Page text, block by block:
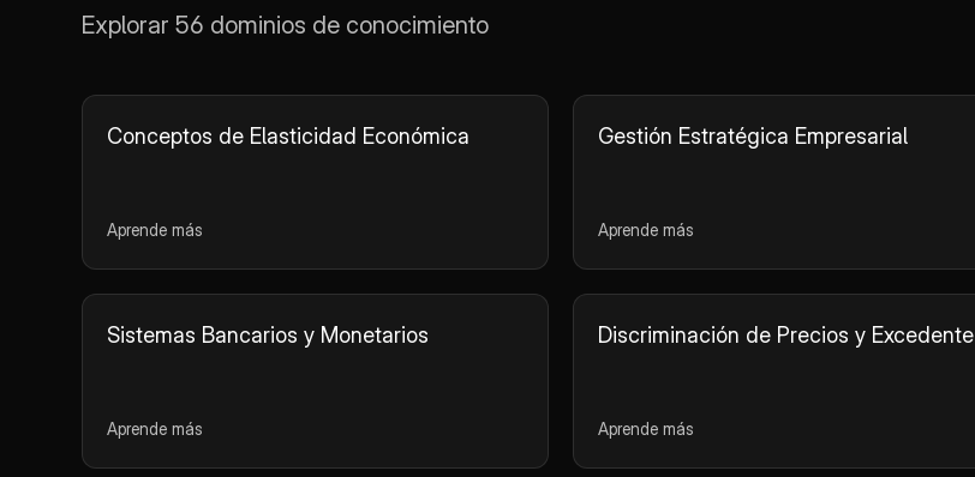
Explorar 56 dominios de conocimiento
Conceptos de Elasticidad Económica
Aprende más
Gestión Estratégica Empresarial
Aprende más
Sistemas Bancarios y Monetarios
Aprende más
Discriminación de Precios y Excedente
Aprende más